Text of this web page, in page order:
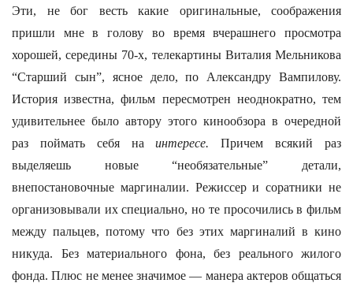
Эти, не бог весть какие оригинальные, соображения
пришли мне в голову во время вчерашнего просмотра
хорошей, середины 70-х, телекартины Виталия Мельникова
“Старший сын”, ясное дело, по Александру Вампилову.
История известна, фильм пересмотрен неоднократно, тем
удивительнее было автору этого кинообзора в очередной
раз поймать себя наинтересе. Причем всякий раз
выделяешь новые “необязательные” детали,
внепостановочные маргиналии. Режиссер и соратники не
организовывали их специально, но те просочились в фильм
между пальцев, потому что без этих маргиналий в кино
никуда. Без материального фона, без реального жилого
фонда. Плюс не менее значимое — манера актеров общаться